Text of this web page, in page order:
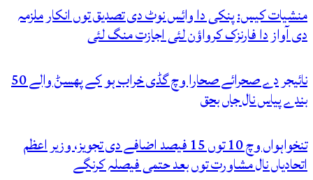
منشیات کیس: پنکی دا وائس نوٹ دی تصدیق توں انکار ملزمہ
دی آواز دا فارنزک کرواؤن لئی اجازت منگ لئی
نائیجر دے صحرائے صحارا وچ گڈی خراب ہو کے پھسݨ والے 50
بندے پیاس نال جاں بحق
تنخواہواں وچ 10 توں 15 فیصد اضافے دی تجویز، وزیر اعظم
اتحادیاں نال مشاورت توں بعد حتمی فیصلہ کرنگے